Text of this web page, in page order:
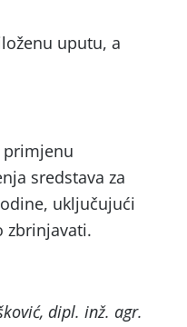
uputu, a
primjenu
sredstava za
uključujući
zbrinjavati.
dipl. inž. agr.